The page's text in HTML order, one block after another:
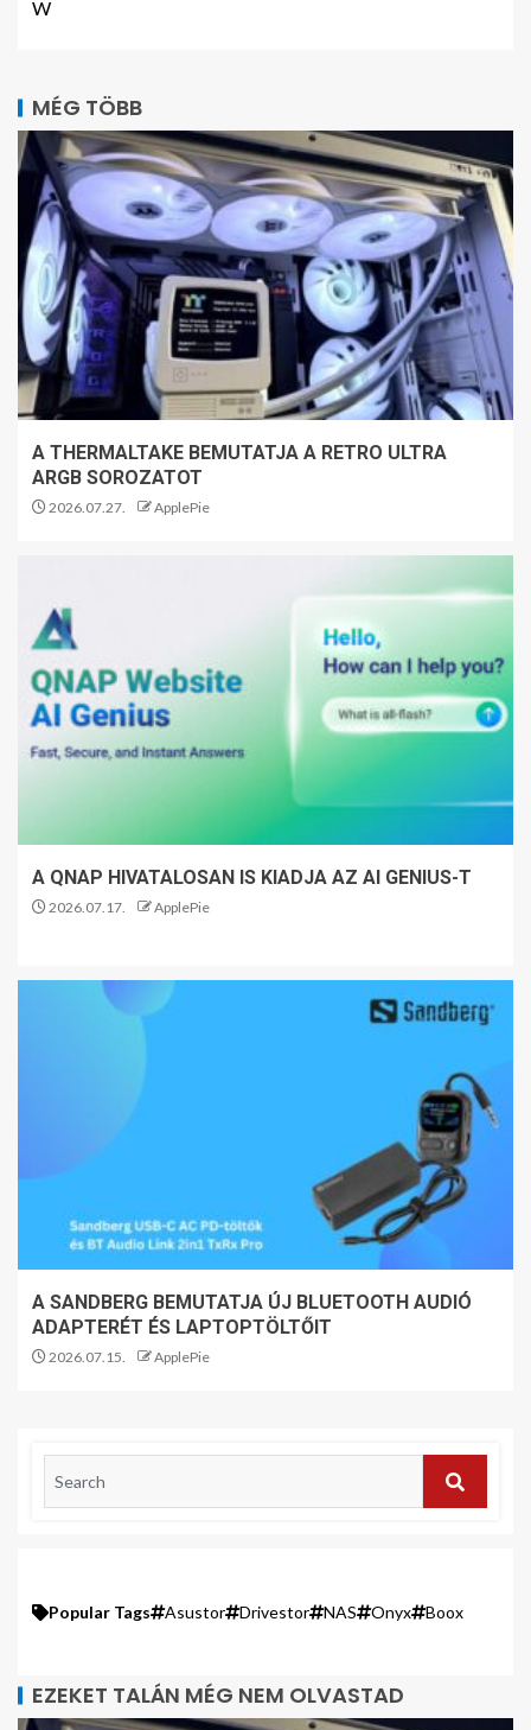
W
MÉG TÖBB
A THERMALTAKE BEMUTATJA A RETRO ULTRA
ARGB SOROZATOT
2026.07.27. ApplePie
A QNAP HIVATALOSAN IS KIADJA AZ AI GENIUS-T
2026.07.17. ApplePie
A SANDBERG BEMUTATJA ÚJ BLUETOOTH AUDIÓ
ADAPTERÉT ÉS LAPTOPTÖLTŐIT
2026.07.15. ApplePie
Popular Tags Asustor Drivestor NAS Onyx Boox
EZEKET TALÁN MÉG NEM OLVASTAD